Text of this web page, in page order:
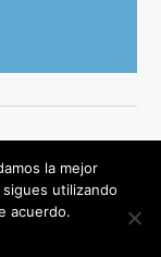
la mejor
utilizando
acuerdo.